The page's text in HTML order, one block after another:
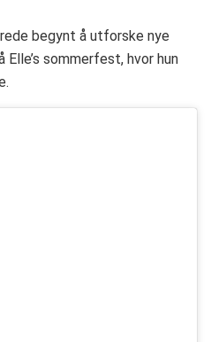
begynt å utforske nye
sommerfest, hvor hun